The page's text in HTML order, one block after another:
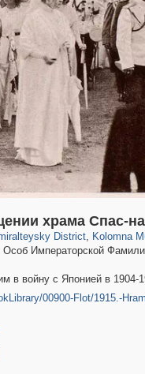
храма Спас-
District
1,032
, Kolomna
2,442
Императорской
в войну с Японией в
00900-Flot/1915.-